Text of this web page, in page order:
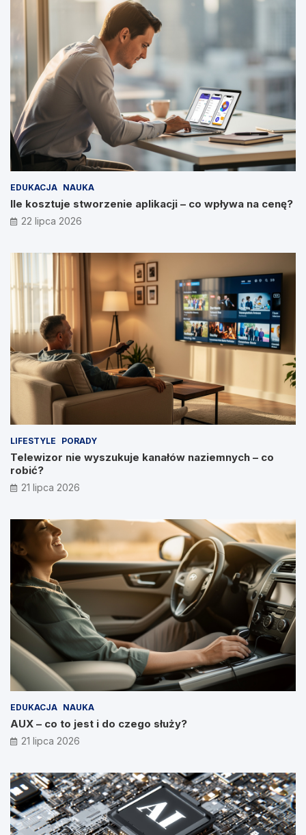
EDUKACJA NAUKA
Ile kosztuje stworzenie aplikacji – co wpływa na cenę?
22 lipca 2026
LIFESTYLE PORADY
Telewizor nie wyszukuje kanałów naziemnych – co
robić?
21 lipca 2026
EDUKACJA NAUKA
AUX – co to jest i do czego służy?
21 lipca 2026